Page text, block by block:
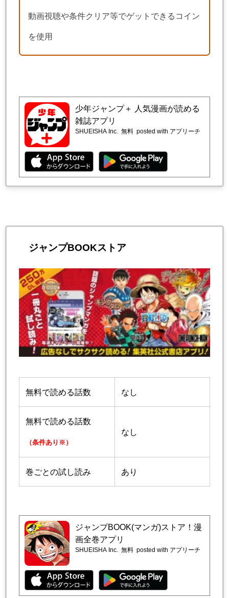
動画視聴や条件クリア等でゲットできるコイン
を使用
少年ジャンプ＋ 人気漫画が読める
雑誌アプリ
SHUEISHA Inc. 無料 posted with アプリーチ
ジャンプBOOKストア
無料で読める話数 なし
無料で読める話数
（条件あり※）
なし
巻ごとの試し読み あり
ジャンプBOOK(マンガ)ストア！漫
画全巻アプリ
SHUEISHA Inc. 無料 posted with アプリーチ